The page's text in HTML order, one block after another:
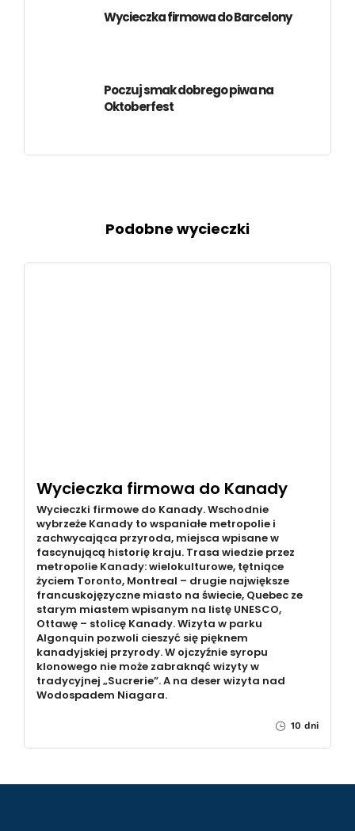
Wycieczka firmowa do Barcelony
Poczuj smak dobrego piwa na
Oktoberfest
Podobne wycieczki
Wycieczka firmowa do Kanady
Wycieczki firmowe do Kanady. Wschodnie
wybrzeże Kanady to wspaniałe metropolie i
zachwycająca przyroda, miejsca wpisane w
fascynującą historię kraju. Trasa wiedzie przez
metropolie Kanady: wielokulturowe, tętniące
życiem Toronto, Montreal – drugie największe
francuskojęzyczne miasto na świecie, Quebec ze
starym miastem wpisanym na listę UNESCO,
Ottawę – stolicę Kanady. Wizyta w parku
Algonquin pozwoli cieszyć się pięknem
kanadyjskiej przyrody. W ojczyźnie syropu
klonowego nie może zabraknąć wizyty w
tradycyjnej „Sucrerie”. A na deser wizyta nad
Wodospadem Niagara.
10 dni